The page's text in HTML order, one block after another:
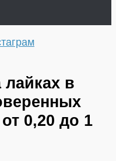
лайках в
0,20 до 1